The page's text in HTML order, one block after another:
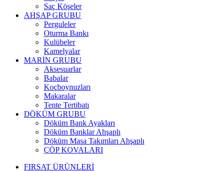
Saç Köşeler
AHŞAP GRUBU
Perguleler
Oturma Bankı
Kulübeler
Kamelyalar
MARİN GRUBU
Aksesuarlar
Babalar
Koçboynuzları
Makaralar
Tente Tertibatı
DÖKÜM GRUBU
Döküm Bank Ayakları
Döküm Banklar Ahşaplı
Döküm Masa Takımları Ahşaplı
ÇÖP KOVALARI
FIRSAT ÜRÜNLERİ